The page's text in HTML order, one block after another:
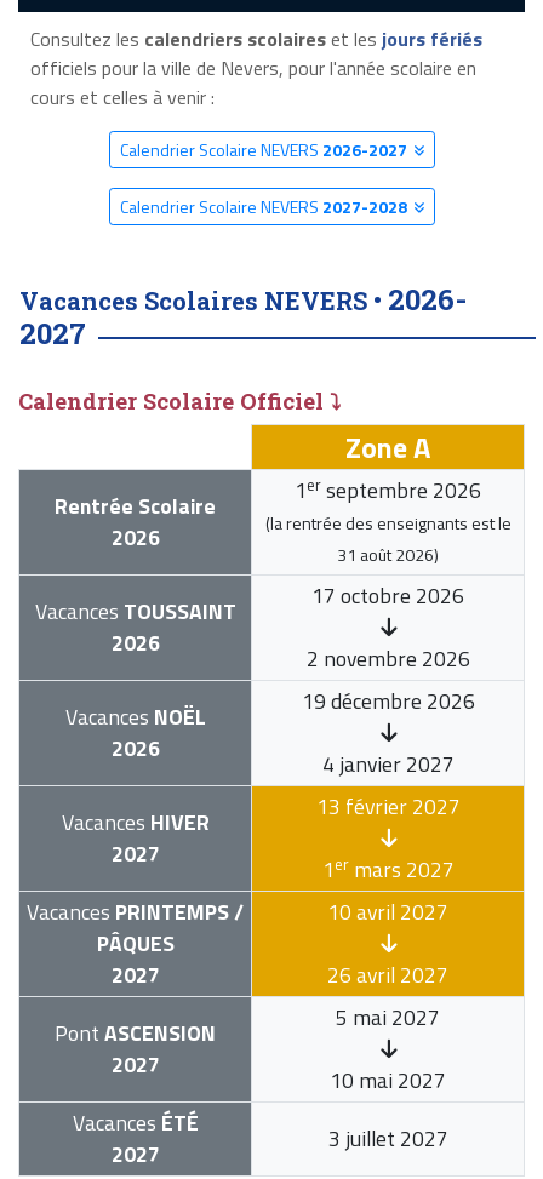
Consultez les calendriers scolaireset les jours fériés
officiels pour la ville de Nevers, pour l'année scolaire en
cours et celles à venir :
Calendrier Scolaire NEVERS 2026-2027
Calendrier Scolaire NEVERS 2027-2028
Vacances Scolaires NEVERS • 2026-
2027
Calendrier Scolaire Officiel ⤵
Zone A
Rentrée Scolaire
2026
1 er septembre 2026
(la rentrée des enseignants est le
31 août 2026)
Vacances TOUSSAINT
2026
17 octobre 2026
2 novembre 2026
Vacances NOËL
2026
19 décembre 2026
4 janvier 2027
Vacances HIVER
2027
13 février 2027
1ermars 2027
Vacances PRINTEMPS /
PÂQUES
2027
10 avril 2027
26 avril 2027
PontASCENSION
2027
5 mai 2027
10 mai 2027
Vacances ÉTÉ
2027
3 juillet 2027